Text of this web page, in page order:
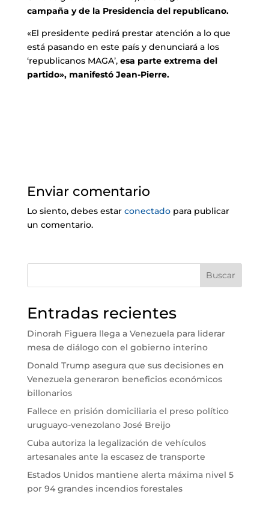
campaña y de la Presidencia del republicano.
«El presidente pedirá prestar atención a lo que
está pasando en este país y denunciará a los
‘republicanos MAGA’, esa parte extrema del
partido», manifestó Jean-Pierre.
Enviar comentario
Lo siento, debes estar conectadopara publicar
un comentario.
Buscar
Entradas recientes
Dinorah Figuera llega a Venezuela para liderar
mesa de diálogo con el gobierno interino
Donald Trump asegura que sus decisiones en
Venezuela generaron beneficios económicos
billonarios
Fallece en prisión domiciliaria el preso político
uruguayo-venezolano José Breijo
Cuba autoriza la legalización de vehículos
artesanales ante la escasez de transporte
Estados Unidos mantiene alerta máxima nivel 5
por 94 grandes incendios forestales